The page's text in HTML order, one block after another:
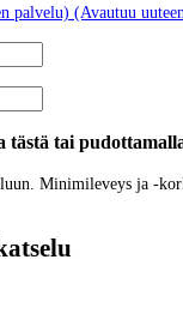
palvelu) (Avautuu
tästä tai
Minimileveys ja -